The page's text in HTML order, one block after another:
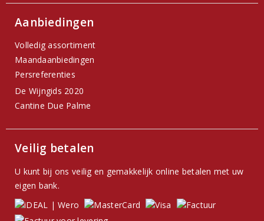
Aanbiedingen
Volledig assortiment
Maandaanbiedingen
Persreferenties
De Wijngids 2020
Cantine Due Palme
Veilig betalen
U kunt bij ons veilig en gemakkelijk online betalen met uw
eigen bank.